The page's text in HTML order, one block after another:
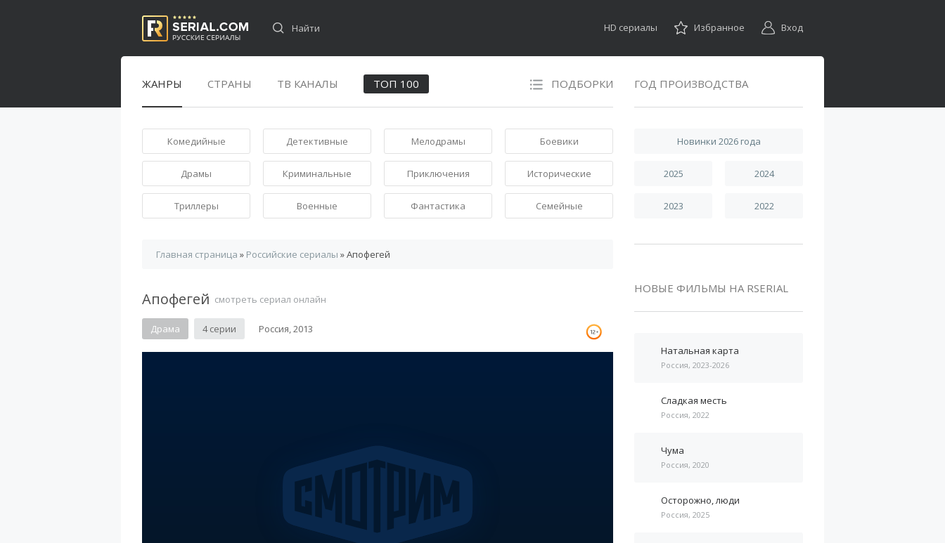
HD сериалы Избранное Вход
ЖАНРЫ СТРАНЫ ТВ КАНАЛЫ ПОДБОРКИ
ТОП 100
Комедийные Детективные Мелодрамы Боевики
Драмы Криминальные Приключения Исторические
Триллеры Военные Фантастика Семейные
Главная страница » Российские сериалы » Апофегей
Апофегей смотреть сериал онлайн
Драма 4 серии Россия, 2013
ГОД ПРОИЗВОДСТВА
Новинки 2026 года
2025 2024
2023 2022
НОВЫЕ ФИЛЬМЫ НА RSERIAL
Натальная карта
Россия, 2023-2026
Сладкая месть
Россия, 2022
Чума
Россия, 2020
Осторожно, люди
Россия, 2025